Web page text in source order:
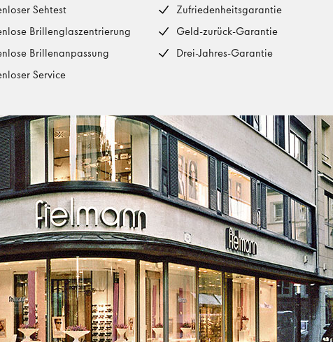
Sehtest
Brillenglaszentrierung
Brillenanpassung
Service
Zufriedenheitsgarantie
Geld-zurück-Garantie
Drei-Jahres-Garantie